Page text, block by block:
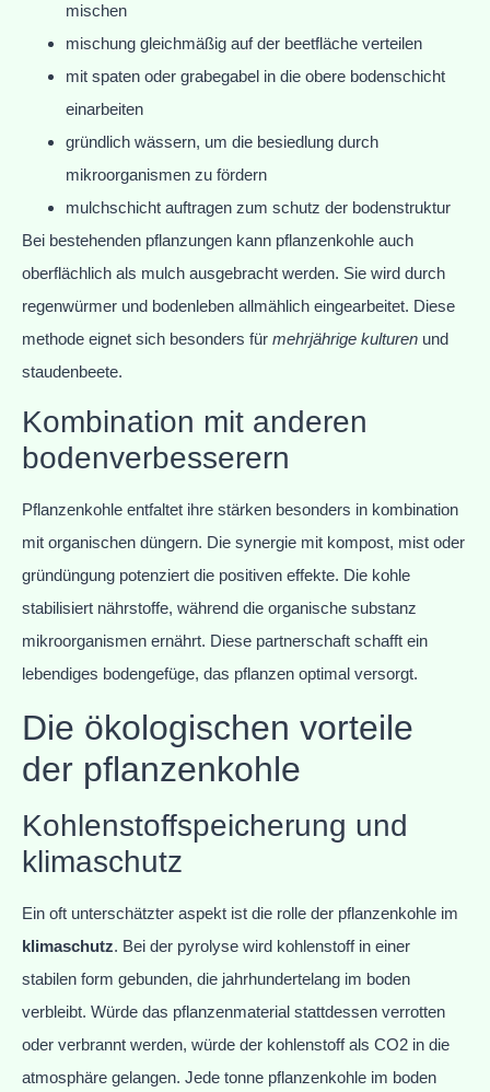
mischen
mischung gleichmäßig auf der beetfläche verteilen
mit spaten oder grabegabel in die obere bodenschicht
einarbeiten
gründlich wässern, um die besiedlung durch
mikroorganismen zu fördern
mulchschicht auftragen zum schutz der bodenstruktur
Bei bestehenden pflanzungen kann pflanzenkohle auch
oberflächlich als mulch ausgebracht werden. Sie wird durch
regenwürmer und bodenleben allmählich eingearbeitet. Diese
methode eignet sich besonders für mehrjährige kulturen und
staudenbeete.
Kombination mit anderen
bodenverbesserern
Pflanzenkohle entfaltet ihre stärken besonders in kombination
mit organischen düngern. Die synergie mit kompost, mist oder
gründüngung potenziert die positiven effekte. Die kohle
stabilisiert nährstoffe, während die organische substanz
mikroorganismen ernährt. Diese partnerschaft schafft ein
lebendiges bodengefüge, das pflanzen optimal versorgt.
Die ökologischen vorteile
der pflanzenkohle
Kohlenstoffspeicherung und
klimaschutz
Ein oft unterschätzter aspekt ist die rolle der pflanzenkohle im
klimaschutz. Bei der pyrolyse wird kohlenstoff in einer
stabilen form gebunden, die jahrhundertelang im boden
verbleibt. Würde das pflanzenmaterial stattdessen verrotten
oder verbrannt werden, würde der kohlenstoff als CO2 in die
atmosphäre gelangen. Jede tonne pflanzenkohle im boden